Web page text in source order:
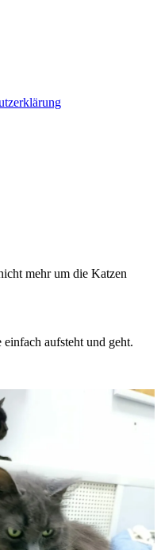
mehr um die Katzen
aufsteht und geht.